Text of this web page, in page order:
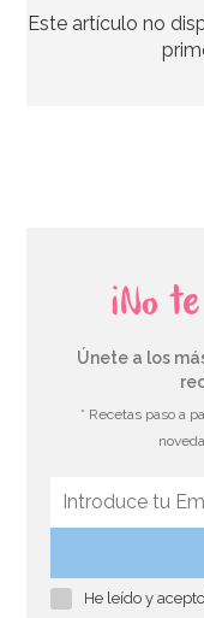
Molde para hacer
Este artículo no
¡No
Únete a los
* Recetas paso a
He leído y